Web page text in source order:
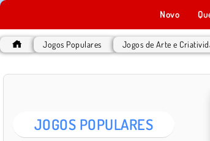
Novo
Jogos Populares Jogos de Arte e
JOGOS POPULARES